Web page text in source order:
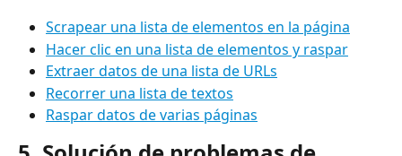
Scrapear una lista de elementos en la página
Hacer clic en una lista de elementos y raspar
Extraer datos de una lista de URLs
Recorrer una lista de textos
Raspar datos de varias páginas